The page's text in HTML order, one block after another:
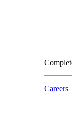
Careers